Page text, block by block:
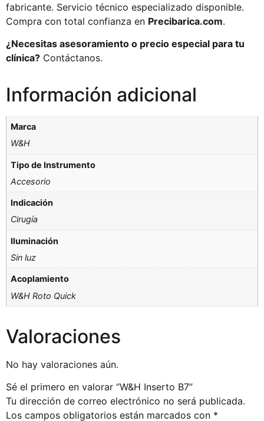
fabricante. Servicio técnico especializado disponible.
Compra con total confianza en Precibarica.com.
¿Necesitas asesoramiento o precio especial para tu
clínica? Contáctanos.
Información adicional
Marca
W&H
Tipo de Instrumento
Accesorio
Indicación
Cirugía
Iluminación
Sin luz
Acoplamiento
W&H Roto Quick
Valoraciones
No hay valoraciones aún.
Sé el primero en valorar “W&H Inserto B7”
Tu dirección de correo electrónico no será publicada.
Los campos obligatorios están marcados con *